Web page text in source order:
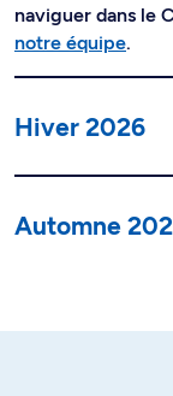
naviguer dans le
notre équipe.
Hiver 2026
Automne